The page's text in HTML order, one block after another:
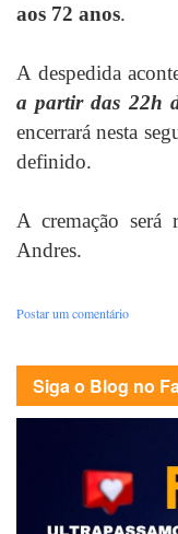
aos 72 anos.
A despedida
a partir das 22h
encerrará nesta
definido.
A cremação será
Andres.
Postar um comentário
Siga o Blog no